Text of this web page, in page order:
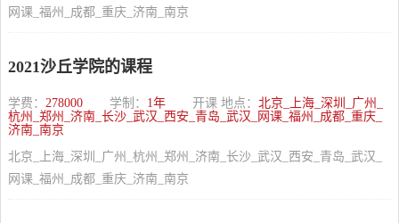
网课_福州_成都_重庆_济南_南京
2021沙丘学院的课程
学费： 278000 学制： 1年 开课 地点： 北京_上海_深圳_广州_
杭州_郑州_济南_长沙_武汉_西安_青岛_武汉_网课_福州_成都_重庆_
济南_南京
北京_上海_深圳_广州_杭州_郑州_济南_长沙_武汉_西安_青岛_武汉_
网课_福州_成都_重庆_济南_南京